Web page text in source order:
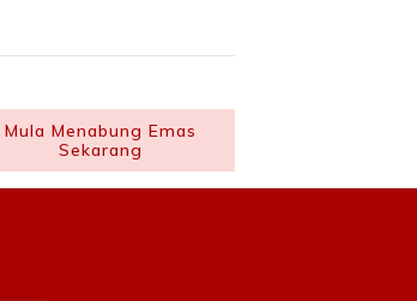
Mula Menabung Emas
Sekarang